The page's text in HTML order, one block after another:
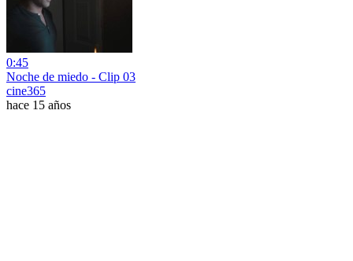
0:45
Noche de miedo - Clip 03
cine365
hace 15 años